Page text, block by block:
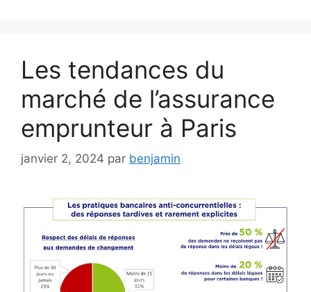
Les tendances du
marché de l’assurance
emprunteur à Paris
janvier 2, 2024 par benjamin